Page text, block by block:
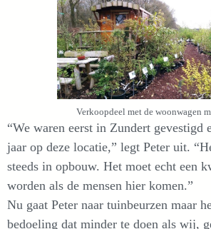
Verkoopdeel met de woonwagen
“We waren eerst in Zundert gevestigd
jaar op deze locatie,” legt Peter uit.
steeds in opbouw. Het moet echt een
worden als de mensen hier komen.”
Nu gaat Peter naar tuinbeurzen maar
bedoeling dat minder te doen als wij,